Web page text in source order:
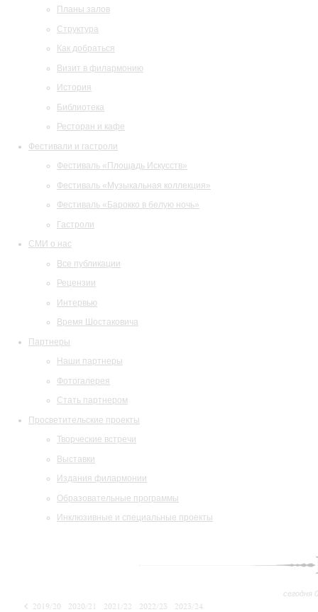
Планы залов
Структура
Как добраться
Визит в филармонию
История
Библиотека
Ресторан и кафе
Фестивали и гастроли
Фестиваль «Площадь Искусств»
Фестиваль «Музыкальная коллекция»
Фестиваль «Барокко в белую ночь»
Гастроли
СМИ о нас
Все публикации
Рецензии
Интервью
Время Шостаковича
Партнеры
Наши партнеры
Фотогалерея
Стать партнером
Просветительские проекты
Творческие встречи
Выставки
Издания филармонии
Образовательные программы
Инклюзивные и специальные проекты
сегодня
2019/20 2020/21 2021/22 2022/23
2023/24